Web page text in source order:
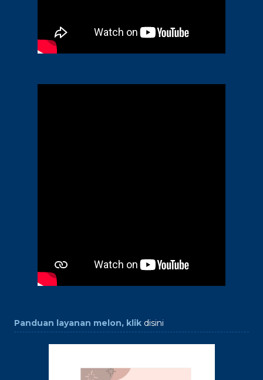
Panduan layanan melon, klik disini